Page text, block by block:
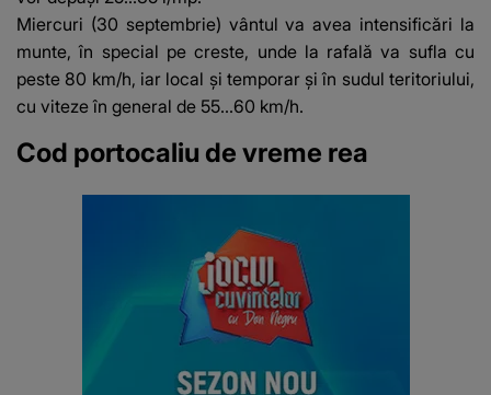
Miercuri (30 septembrie) vântul va avea intensificări la
munte, în special pe creste, unde la rafală va sufla cu
peste 80 km/h, iar local și temporar și în sudul teritoriului,
cu viteze în general de 55...60 km/h.
Cod portocaliu de vreme rea